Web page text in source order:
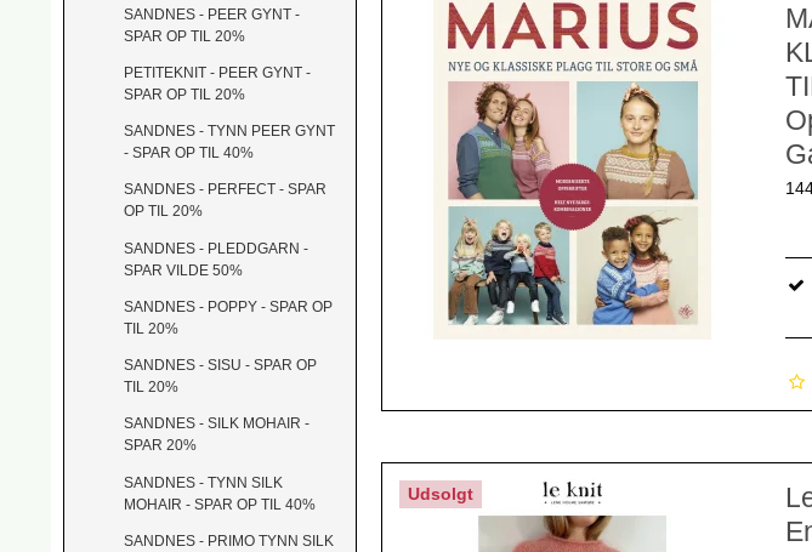
SANDNES - PEER GYNT -
SPAR OP TIL 20%
PETITEKNIT - PEER GYNT -
SPAR OP TIL 20%
SANDNES - TYNN PEER GYNT
- SPAR OP TIL 40%
SANDNES - PERFECT - SPAR
OP TIL 20%
SANDNES - PLEDDGARN -
SPAR VILDE 50%
SANDNES - POPPY - SPAR OP
TIL 20%
SANDNES - SISU - SPAR OP
TIL 20%
SANDNES - SILK MOHAIR -
SPAR 20%
SANDNES - TYNN SILK
MOHAIR - SPAR OP TIL 40%
SANDNES - PRIMO TYNN SILK
Udsolgt